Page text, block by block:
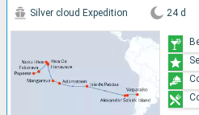
Silver cloud Expedition 24 d